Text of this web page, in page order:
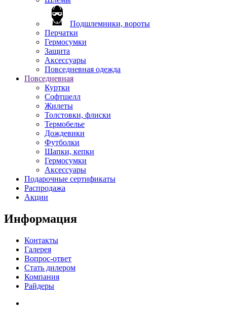
Подшлемники, вороты
Перчатки
Гермосумки
Защита
Аксессуары
Повседневная одежда
Повседневная
Куртки
Софтшелл
Жилеты
Толстовки, флиски
Термобелье
Дождевики
Футболки
Шапки, кепки
Гермосумки
Аксессуары
Подарочные сертификаты
Распродажа
Акции
Информация
Контакты
Галерея
Вопрос-ответ
Стать дилером
Компания
Райдеры